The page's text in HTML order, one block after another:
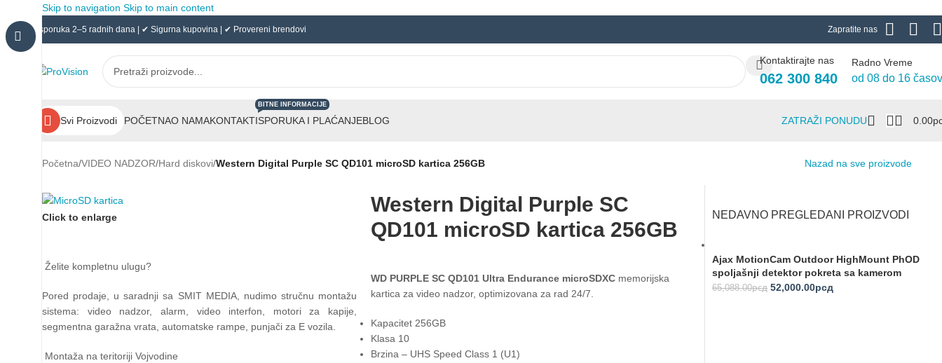
Skip to navigation Skip to main content
✔ Isporuka 2–5 radnih dana | ✔ Sigurna kupovina | ✔ Provereni brendovi Zapratite nas
Kontaktirajte nas
062 300 840
Radno Vreme
od 08 do 16
Svi Proizvodi POČETNAO NAMAKONTAKTISPORUKA I PLAĆANJE
BITNE INFORMACIJE
BLOG ZATRAŽI PONUDU 0.00
Početna/VIDEO NADZOR/Hard diskovi/Western Digital Purple SC QD101 microSD kartica 256GB Nazad na sve proizvode
Click to enlarge
Želite kompletnu ulugu?
Pored prodaje, u saradnji sa SMIT MEDIA, nudimo stručnu montažu
sistema: video nadzor, alarm, video interfon, motori za kapije,
segmentna garažna vrata, automatske rampe, punjači za E vozila.
Montaža na teritoriji Vojvodine
Western Digital Purple SC
QD101 microSD kartica 256GB
WD PURPLE SC QD101 Ultra Endurance microSDXC memorijska
kartica za video nadzor, optimizovana za rad 24/7.
Kapacitet 256GB
Klasa 10
Brzina – UHS Speed Class 1 (U1)
NEDAVNO PREGLEDANI PROIZVODI
Ajax MotionCam Outdoor HighMount PhOD
spoljašnji detektor pokreta sa kamerom
65,088.00рсд 52,000.00рсд